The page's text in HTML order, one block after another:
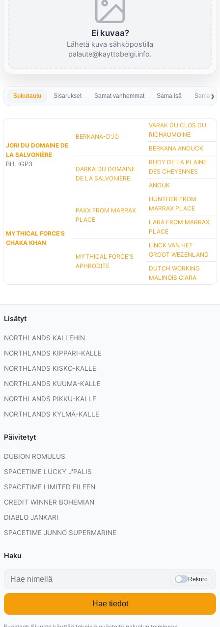
Ei kuvaa?
Lähetä kuva sähköpostilla
palaute@kayttobelgi.info.
Sukutaulu Sisarukset Samat vanhemmat Sama isä Sama
JORI DU DOMAINE DE
LA SALVONIÈRE
BH, IGP3
BERKANA-D'JO
VARAK DU CLOS DU
RICHAUMOINE
BERKANA ANOUCK
DARKA DU DOMAINE
DE LA SALVONIÈRE
RUDY DE LA PLAINE
DES CHEYENNES
ANOUK
MYTHICAL FORCE'S
CHAKA KHAN
PAXX FROM MARRAX
PLACE
HUNTHER FROM
MARRAX PLACE
LARA FROM MARRAX
PLACE
MYTHICAL FORCE'S
APHRODITE
LINCK VAN HET
GROOT WEZENLAND
DUTCH WORKING
MALINOIS CIARA
Lisätyt
NORTHLANDS KALLEHIN
NORTHLANDS KIPPARI-KALLE
NORTHLANDS KISKO-KALLE
NORTHLANDS KUUMA-KALLE
NORTHLANDS PIKKU-KALLE
NORTHLANDS KYLMÄ-KALLE
Päivitetyt
DUBION ROMULUS
SPACETIME LUCKY J'PALIS
SPACETIME LIMITED EILEEN
CREDIT WINNER BOHEMIAN
DIABLO JANKARI
SPACETIME JUNNO SUPERMARINE
Haku
Reknro
Hae tiedot